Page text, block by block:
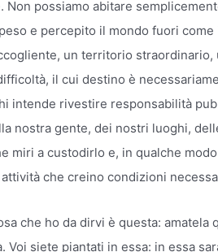
Non possiamo abitare
e percepito il mondo fuori
un territorio
il cui destino è
intende rivestire responsabilità
nostra gente, dei nostri luoghi,
miri a custodirlo e, in qualche
che creino condizioni
che ho da dirvi è questa:
Voi siete piantati in essa: in essa